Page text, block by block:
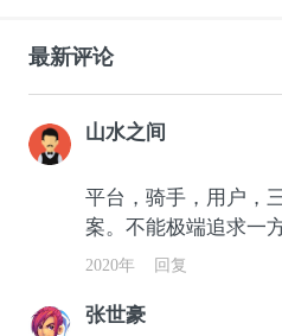
最新评论
山水之间
平台，骑手，用户，
案。不能极端追求一
2020年 回复
张世豪